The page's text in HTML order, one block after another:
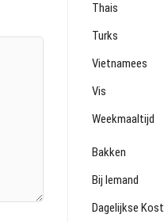
Thais
Turks
Vietnamees
Vis
Weekmaaltijd
Bakken
Bij Iemand
Dagelijkse Kost